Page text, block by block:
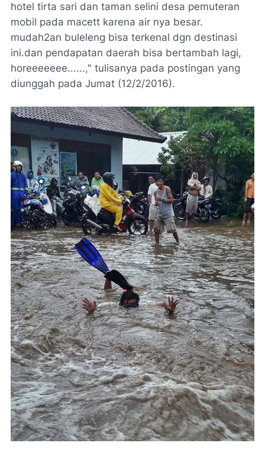
hotel tirta sari dan taman selini desa pemuteran
mobil pada macett karena air nya besar.
mudah2an buleleng bisa terkenal dgn destinasi
ini.dan pendapatan daerah bisa bertambah lagi,
horeeeeeee......," tulisanya pada postingan yang
diunggah pada Jumat (12/2/2016).